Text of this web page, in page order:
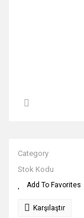
Category
Stok Kodu
Karşılaştır